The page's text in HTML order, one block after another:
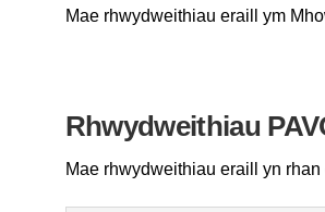
Mae rhwydweithiau eraill ym
Rhwydweithiau
Mae rhwydweithiau eraill yn